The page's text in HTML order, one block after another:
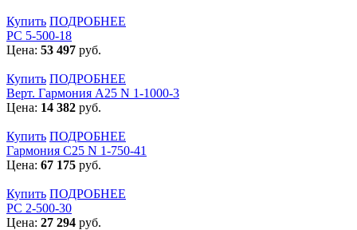
Купить ПОДРОБНЕЕ
РС 5-500-18
Цена: 53 497 руб.
Купить ПОДРОБНЕЕ
Верт. Гармония А25 N 1-1000-3
Цена: 14 382 руб.
Купить ПОДРОБНЕЕ
Гармония С25 N 1-750-41
Цена: 67 175 руб.
Купить ПОДРОБНЕЕ
РС 2-500-30
Цена: 27 294 руб.